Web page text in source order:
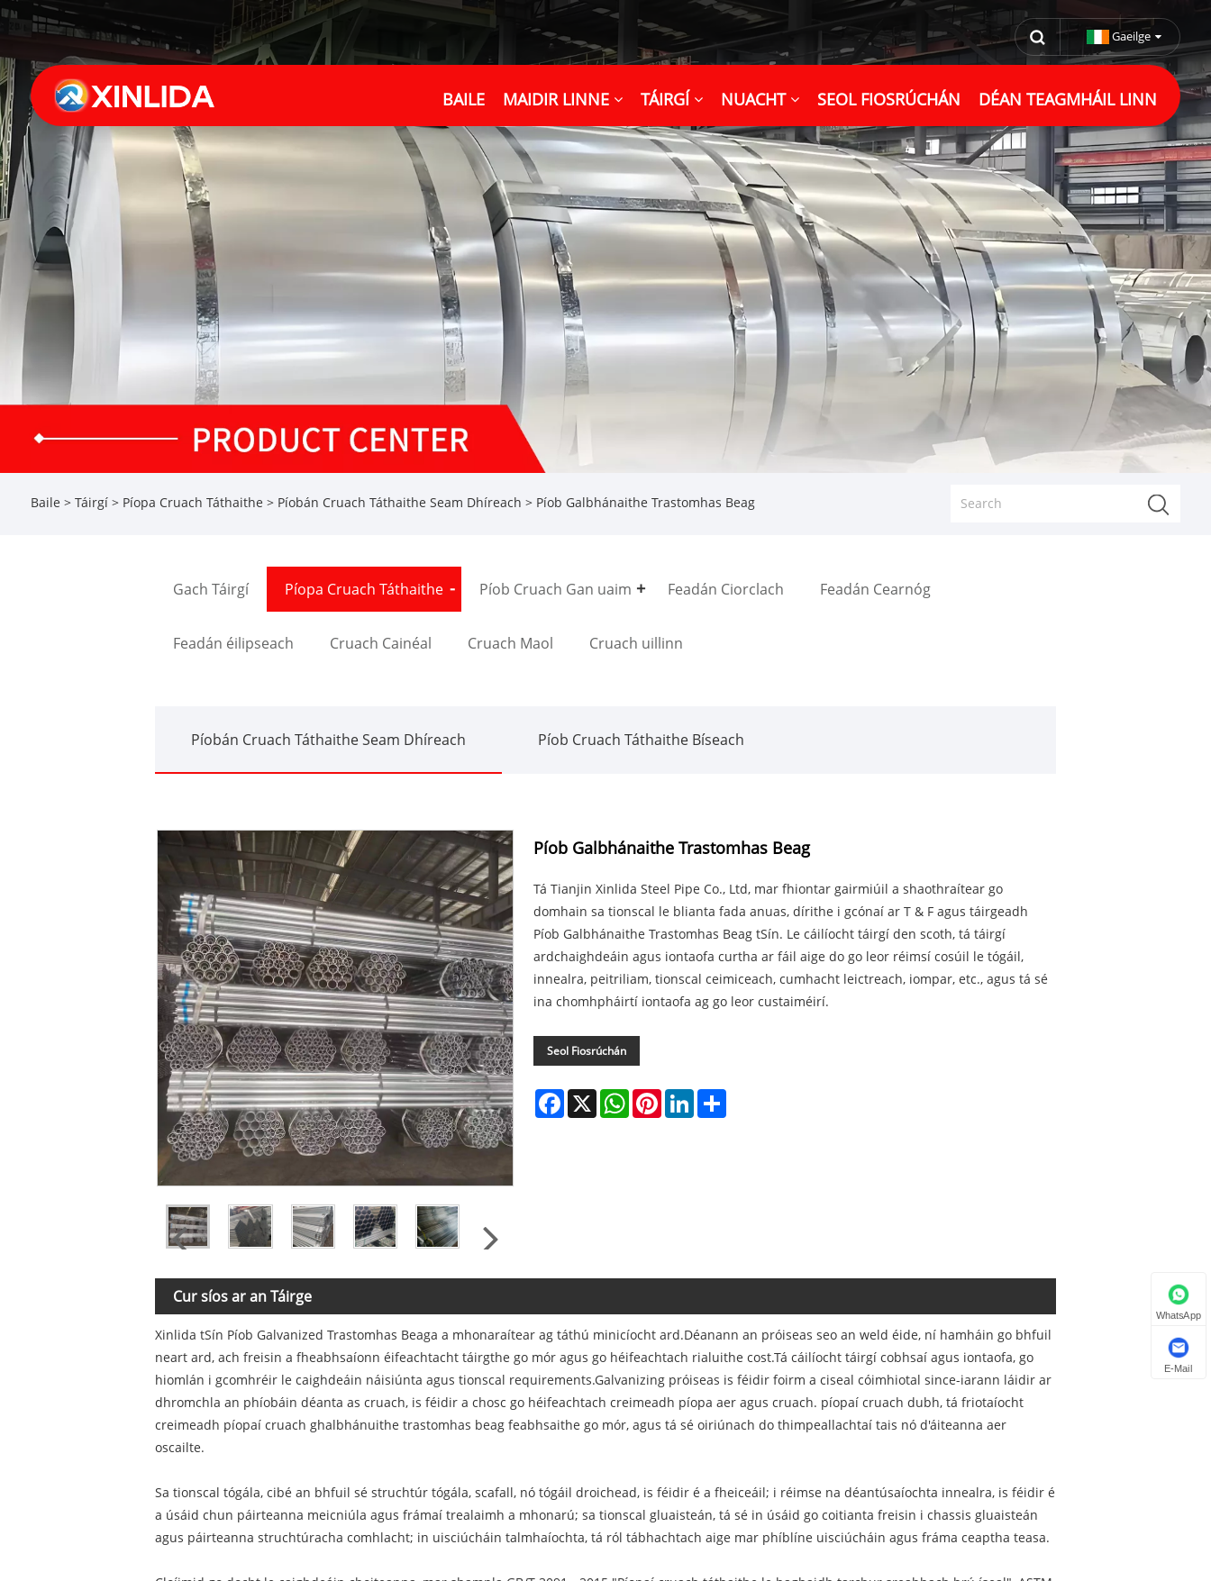
Gaeilge
BAILE MAIDIR LINNE TÁIRGÍ NUACHT SEOL FIOSRÚCHÁN DÉAN TEAGMHÁIL LINN
Baile > Táirgí> Píopa Cruach Táthaithe > Píobán Cruach Táthaithe Seam Dhíreach > Píob Galbhánaithe Trastomhas Beag
Gach Táirgí Píopa Cruach Táthaithe Píob Cruach Gan uaim Feadán Ciorclach Feadán Cearnóg
Feadán éilipseach Cruach Cainéal Cruach Maol Cruach uillinn
Píobán Cruach Táthaithe Seam Dhíreach Píob Cruach Táthaithe Bíseach
Píob Galbhánaithe Trastomhas Beag
Tá Tianjin Xinlida Steel Pipe Co., Ltd, mar fhiontar gairmiúil a shaothraítear go
domhain sa tionscal le blianta fada anuas, dírithe i gcónaí ar T & F agus táirgeadh
Píob Galbhánaithe Trastomhas Beag tSín. Le cáilíocht táirgí den scoth, tá táirgí
ardchaighdeáin agus iontaofa curtha ar fáil aige do go leor réimsí cosúil le tógáil,
innealra, peitriliam, tionscal ceimiceach, cumhacht leictreach, iompar, etc., agus tá sé
ina chomhpháirtí iontaofa ag go leor custaiméirí.
Seol Fiosrúchán
Facebook
X WhatsAppPinterestLinkedIn
Cur síos ar an Táirge
Xinlida tSín Píob Galvanized Trastomhas Beaga a mhonaraítear ag táthú minicíocht ard.Déanann an próiseas seo an weld éide, ní hamháin go bhfuil
neart ard, ach freisin a fheabhsaíonn éifeachtacht táirgthe go mór agus go héifeachtach rialuithe cost.Tá cáilíocht táirgí cobhsaí agus iontaofa, go
hiomlán i gcomhréir le caighdeáin náisiúnta agus tionscal requirements.Galvanizing próiseas is féidir foirm a ciseal cóimhiotal since-iarann láidir ar
dhromchla an phíobáin déanta as cruach, is féidir a chosc go héifeachtach creimeadh píopa aer agus cruach. píopaí cruach dubh, tá friotaíocht
creimeadh píopaí cruach ghalbhánuithe trastomhas beag feabhsaithe go mór, agus tá sé oiriúnach do thimpeallachtaí tais nó d'áiteanna aer
oscailte.
Sa tionscal tógála, cibé an bhfuil sé struchtúr tógála, scafall, nó tógáil droichead, is féidir é a fheiceáil; i réimse na déantúsaíochta innealra, is féidir é
a úsáid chun páirteanna meicniúla agus frámaí trealaimh a mhonarú; sa tionscal gluaisteán, tá sé in úsáid go coitianta freisin i chassis gluaisteán
agus páirteanna struchtúracha comhlacht; in uisciúcháin talmhaíochta, tá ról tábhachtach aige mar phíblíne uisciúcháin agus fráma ceaptha teasa.
WhatsApp
E-Mail